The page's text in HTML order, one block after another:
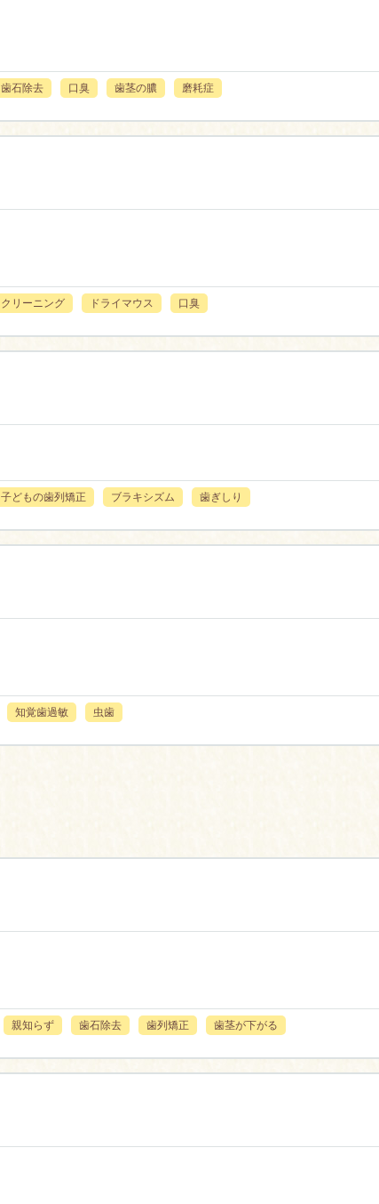
歯石除去 口臭 歯茎の膿 磨耗症
クリーニング ドライマウス 口臭
子どもの歯列矯正 ブラキシズム 歯ぎしり
知覚歯過敏 虫歯
親知らず 歯石除去 歯列矯正 歯茎が下がる